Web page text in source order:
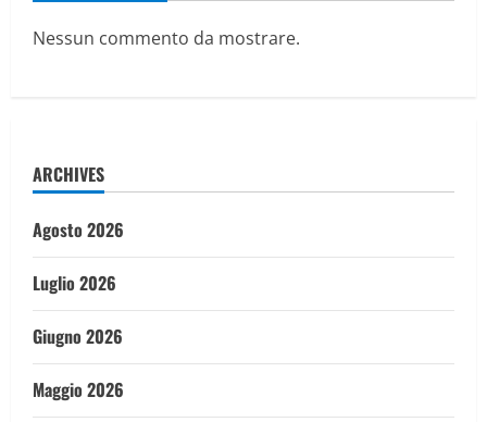
Nessun commento da mostrare.
ARCHIVES
Agosto 2026
Luglio 2026
Giugno 2026
Maggio 2026